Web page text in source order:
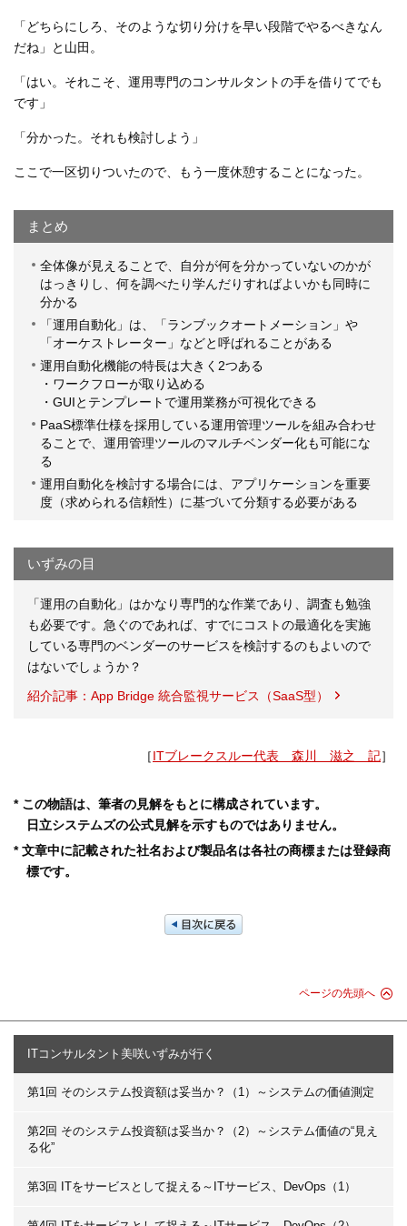
「どちらにしろ、そのような切り分けを早い段階でやるべきなん
だね」と山田。
「はい。それこそ、運用専門のコンサルタントの手を借りてでも
です」
「分かった。それも検討しよう」
ここで一区切りついたので、もう一度休憩することになった。
まとめ
全体像が見えることで、自分が何を分かっていないのかが
はっきりし、何を調べたり学んだりすればよいかも同時に
分かる
「運用自動化」は、「ランブックオートメーション」や
「オーケストレーター」などと呼ばれることがある
運用自動化機能の特長は大きく2つある
・ワークフローが取り込める
・GUIとテンプレートで運用業務が可視化できる
PaaS標準仕様を採用している運用管理ツールを組み合わせ
ることで、運用管理ツールのマルチベンダー化も可能にな
る
運用自動化を検討する場合には、アプリケーションを重要
度（求められる信頼性）に基づいて分類する必要がある
いずみの目
「運用の自動化」はかなり専門的な作業であり、調査も勉強
も必要です。急ぐのであれば、すでにコストの最適化を実施
している専門のベンダーのサービスを検討するのもよいので
はないでしょうか？
紹介記事：App Bridge 統合監視サービス（SaaS型）
［ITブレークスルー代表 森川 滋之 記］
* この物語は、筆者の見解をもとに構成されています。
日立システムズの公式見解を示すものではありません。
* 文章中に記載された社名および製品名は各社の商標または登録商
標です。
ページの先頭へ
ITコンサルタント美咲いずみが行く
第1回 そのシステム投資額は妥当か？（1）～システムの価値測定
第2回 そのシステム投資額は妥当か？（2）～システム価値の“見え
る化”
第3回 ITをサービスとして捉える～ITサービス、DevOps（1）